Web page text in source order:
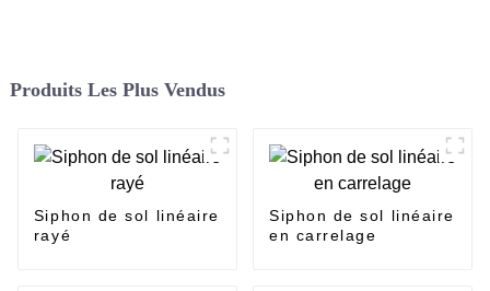
Produits Les Plus Vendus
Siphon de sol linéaire
rayé
Siphon de sol linéaire
en carrelage